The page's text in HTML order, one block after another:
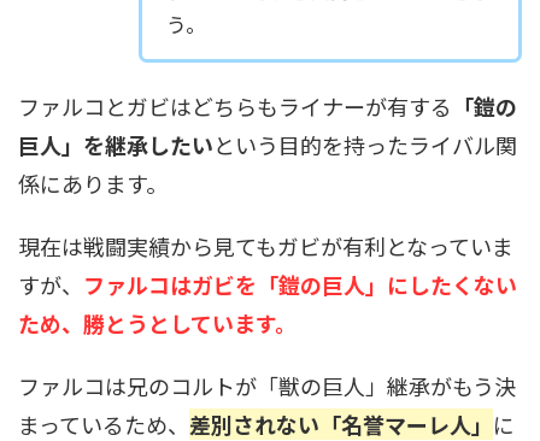
う。
ファルコとガビはどちらもライナーが有する 「鎧の
巨人」を継承したいという目的を持ったライバル関
係にあります。
現在は戦闘実績から見てもガビが有利となっていま
すが、 ファルコはガビを「鎧の巨人」にしたくない
ため、勝とうとしています。
ファルコは兄のコルトが「獣の巨人」継承がもう決
まっているため、 差別されない「名誉マーレ人」 に